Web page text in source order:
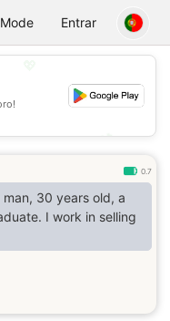
Mode Entrar
💕
0.7
30 years old, a
I work in selling